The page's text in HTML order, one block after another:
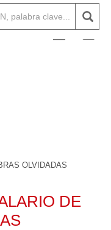
0
OLVIDADAS
DE